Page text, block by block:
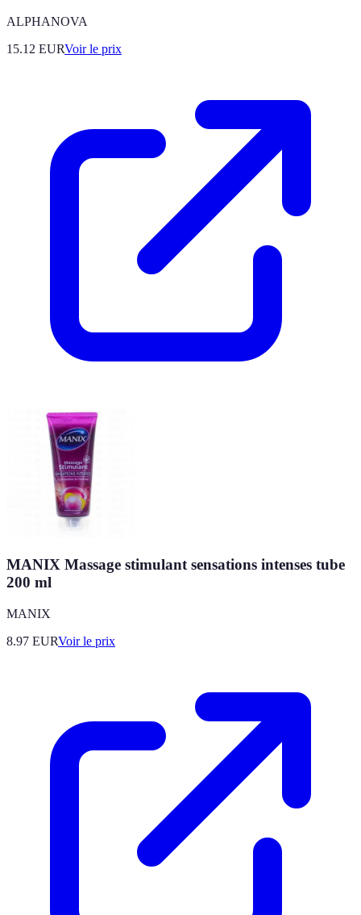
ALPHANOVA
15.12 EURVoir le prix
MANIX Massage stimulant sensations intenses tube
200 ml
MANIX
8.97 EURVoir le prix